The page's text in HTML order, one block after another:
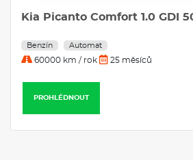
Kia Picanto Comfort 1.0 GDI
Benzín Automat
60000 km / rok 25 měsíců
PROHLÉDNOUT